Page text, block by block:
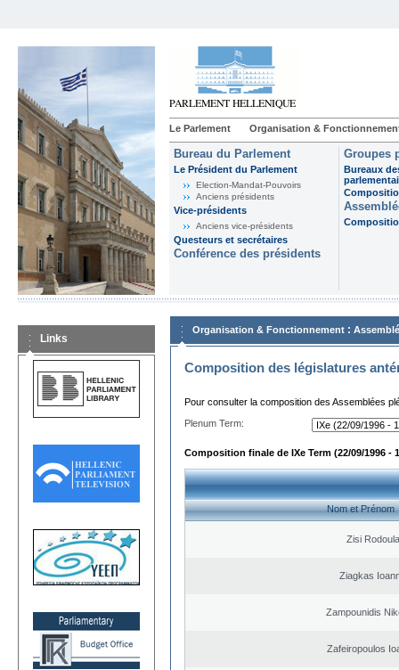
Le Parlement Organisation &
Bureau du Parlement
Le Président du Parlement
Election-Mandat-Pouvoirs
Anciens présidents
Vice-présidents
Anciens vice-présidents
Questeurs et secrétaires
Conférence des présidents
Groupes
Bureaux
Links
Organisation & Fonctionnement :
Composition des législatures
Pour consulter la composition des Assemblées
Plenum Term:
Composition finale de IXe Term (22/09/1996 -
Nom et Prénom
Zisi Rodoula
Ziagkas
Zampounidis
Zafeiropoulos